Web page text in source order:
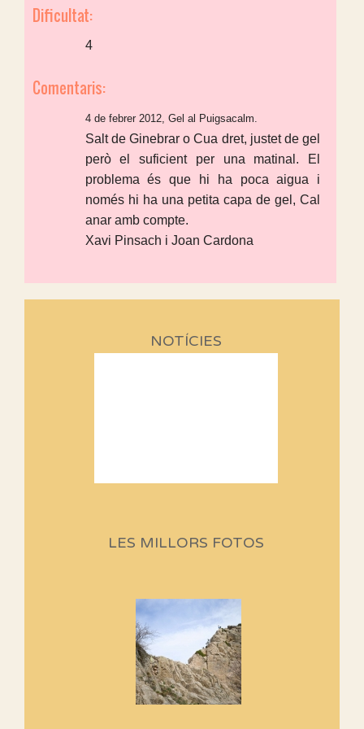
Dificultat:
4
Comentaris:
4 de febrer 2012, Gel al Puigsacalm.
Salt de Ginebrar o Cua dret, justet de gel
però el suficient per una matinal. El
problema és que hi ha poca aigua i
només hi ha una petita capa de gel, Cal
anar amb compte.
Xavi Pinsach i Joan Cardona
NOTÍCIES
Aquí teniu la primera part de la
Si no podem caminar, alguna
cosa hem de fer...
Els Centpeus signen el
Manifest a favor dels Camins
LES MILLORS FOTOS